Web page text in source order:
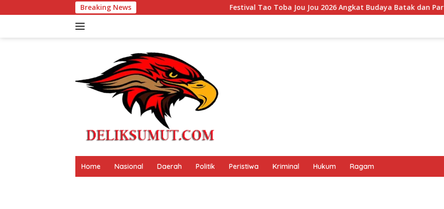
ke
Breaking NewsFestival Tao Toba Jou Jou 2026 Angkat Budaya Batak dan Pariwisata Samosir, UMKM
Home Nasional Daerah Politik Peristiwa Kriminal Hukum Ragam